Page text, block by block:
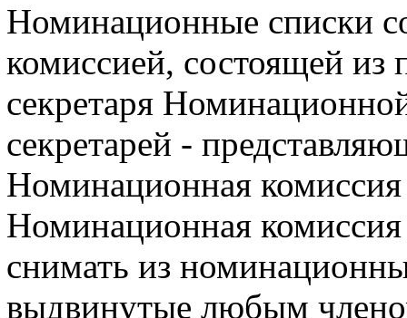
Номинационные списки
комиссией, состоящей из
секретаря
секретарей -
Номинационная
Номинационная комиссия
снимать из
выдвинутые любым